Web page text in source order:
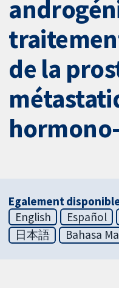
de la
Egalement
English
Español
日本語
Bahasa